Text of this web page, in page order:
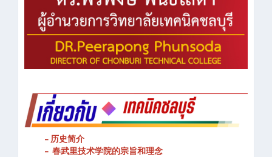
- 历史简介
- 春武里技术学院的宗旨和理念